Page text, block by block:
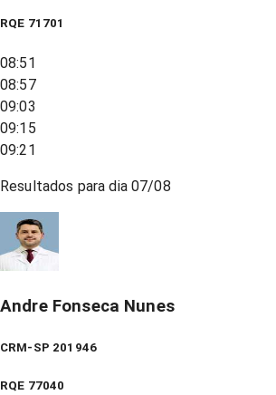
RQE 71701
08:51
08:57
09:03
09:15
09:21
Resultados para dia07/08
Andre Fonseca Nunes
CRM-SP 201946
RQE 77040